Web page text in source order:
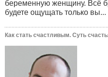
беременную женщину. Всё
будете ощущать только вы...
Как стать счастливым. Суть